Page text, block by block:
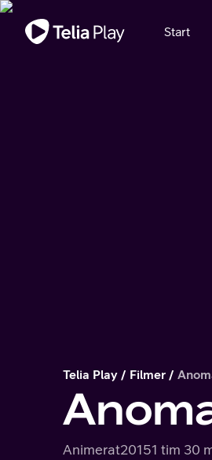
Viktigt meddelande
Start
Telia Play Filmer
Animerat20151 tim 30